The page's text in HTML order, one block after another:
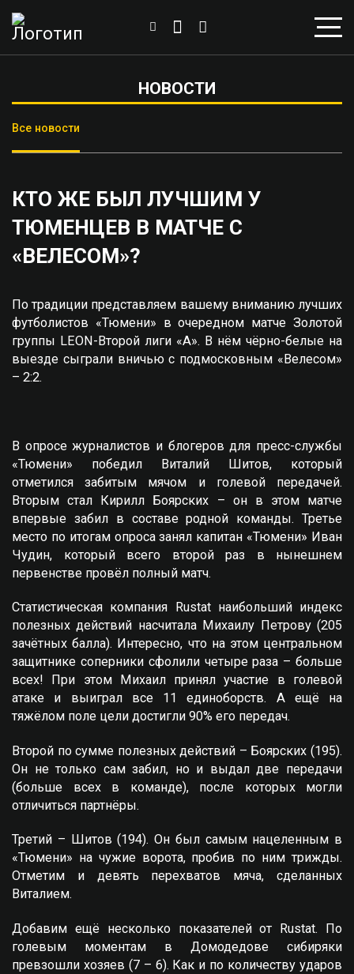
НОВОСТИ
Все новости
КТО ЖЕ БЫЛ ЛУЧШИМ У
ТЮМЕНЦЕВ В МАТЧЕ С
«ВЕЛЕСОМ»?
По традиции представляем вашему вниманию лучших
футболистов «Тюмени» в очередном матче Золотой
группы LEON-Второй лиги «А». В нём чёрно-белые на
выезде сыграли вничью с подмосковным «Велесом»
– 2:2.
В опросе журналистов и блогеров для пресс-службы
«Тюмени» победил Виталий Шитов, который
отметился забитым мячом и голевой передачей.
Вторым стал Кирилл Боярских – он в этом матче
впервые забил в составе родной команды. Третье
место по итогам опроса занял капитан «Тюмени» Иван
Чудин, который всего второй раз в нынешнем
первенстве провёл полный матч.
Статистическая компания Rustat наибольший индекс
полезных действий насчитала Михаилу Петрову (205
зачётных балла). Интересно, что на этом центральном
защитнике соперники сфолили четыре раза – больше
всех! При этом Михаил принял участие в голевой
атаке и выиграл все 11 единоборств. А ещё на
тяжёлом поле цели достигли 90% его передач.
Второй по сумме полезных действий – Боярских (195).
Он не только сам забил, но и выдал две передачи
(больше всех в команде), после которых могли
отличиться партнёры.
Третий – Шитов (194). Он был самым нацеленным в
«Тюмени» на чужие ворота, пробив по ним трижды.
Отметим и девять перехватов мяча, сделанных
Виталием.
Добавим ещё несколько показателей от Rustat. По
голевым моментам в Домодедове сибиряки
превзошли хозяев (7 – 6). Как и по количеству ударов